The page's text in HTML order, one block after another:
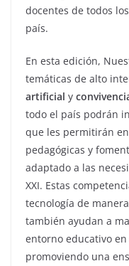
docentes de todos
país.
En esta edición,
temáticas de alto
artificial y
todo el país podrán
que les permitirán
pedagógicas y
adaptado a las
XXI. Estas
tecnología de
también ayudan a
entorno educativo
promoviendo una